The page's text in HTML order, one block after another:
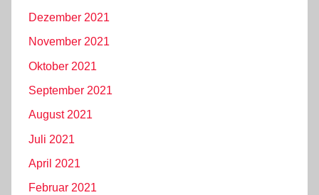
Dezember 2021
November 2021
Oktober 2021
September 2021
August 2021
Juli 2021
April 2021
Februar 2021